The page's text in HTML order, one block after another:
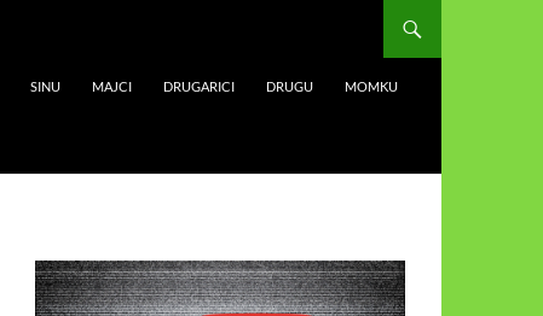
SINU MAJCI DRUGARICI DRUGU MOMKU